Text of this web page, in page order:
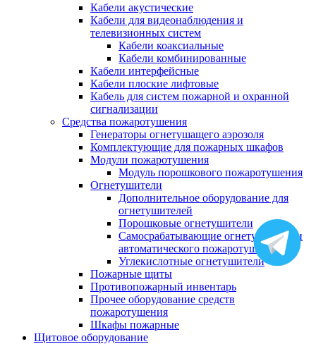
Кабели акустические
Кабели для видеонаблюдения и
телевизионных систем
Кабели коаксиальные
Кабели комбинированные
Кабели интерфейсные
Кабели плоские лифтовые
Кабель для систем пожарной и охранной
сигнализации
Средства пожаротушения
Генераторы огнетушащего аэрозоля
Комплектующие для пожарных шкафов
Модули пожаротушения
Модуль порошкового пожаротушения
Огнетушители
Дополнительное оборудование для
огнетушителей
Порошковые огнетушители
Самосрабатывающие огнетушители и
автоматического пожаротушения
Углекислотные огнетушители
Пожарные щиты
Противопожарный инвентарь
Прочее оборудование средств
пожаротушения
Шкафы пожарные
Щитовое оборудование